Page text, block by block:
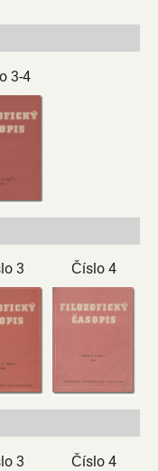
3-4
3 Číslo 4
3 Číslo 4